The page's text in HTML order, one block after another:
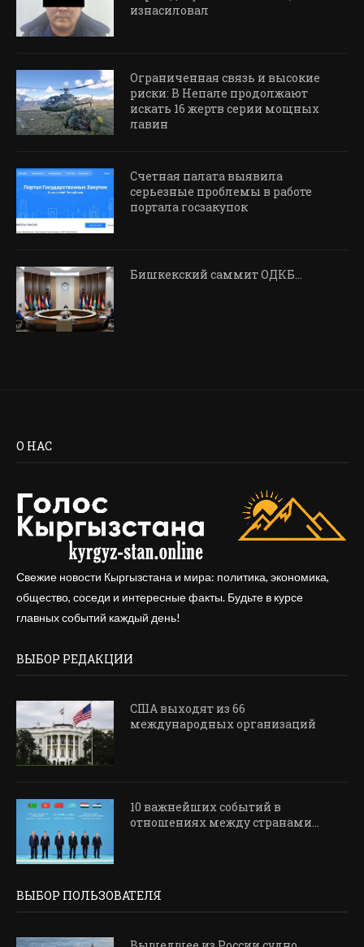
изнасиловал
Ограниченная связь и высокие
риски: В Непале продолжают
искать 16 жертв серии мощных
лавин
Счетная палата выявила
серьезные проблемы в работе
портала госзакупок
Бишкекский саммит ОДКБ…
О НАС
Свежие новости Кыргызстана и мира: политика, экономика,
общество, соседи и интересные факты. Будьте в курсе
главных событий каждый день!
ВЫБОР РЕДАКЦИИ
США выходят из 66
международных организаций
10 важнейших событий в
отношениях между странами...
ВЫБОР ПОЛЬЗОВАТЕЛЯ